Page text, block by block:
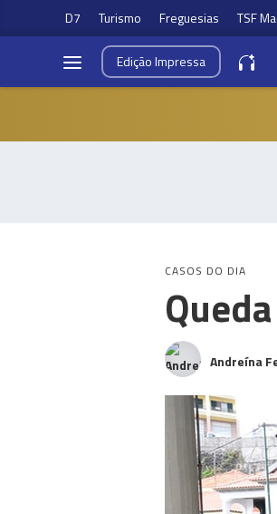
D7 Turismo Freguesias TSF
EdiçãoImpressa
CASOS DO DIA
Andreína